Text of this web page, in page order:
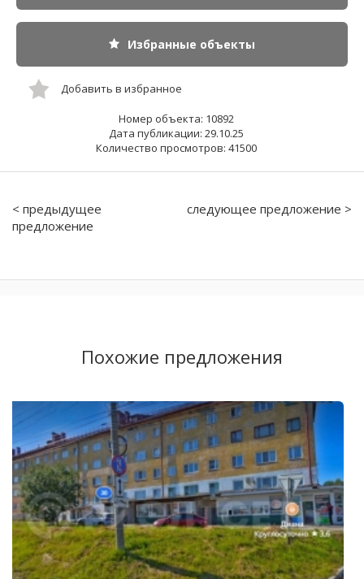
Избранные объекты
Добавить в избранное
Номер объекта: 10892
Дата публикации: 29.10.25
Количество просмотров: 41500
< предыдущее
предложение
следующее предложение >
Похожие предложения